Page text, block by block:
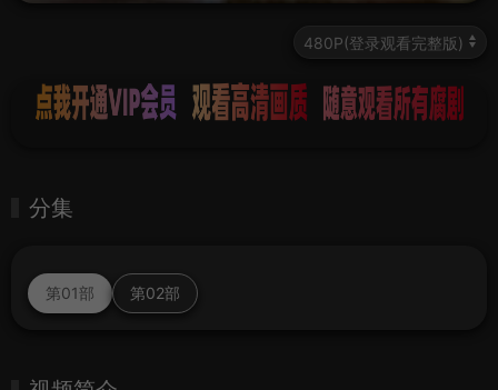
分集
第01部 第02部